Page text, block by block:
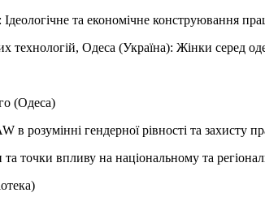
та економічне конструювання
технологій, Одеса (Україна): Жінки серед
(Одеса)
розумінні гендерної рівності та захисту
точки впливу на національному та